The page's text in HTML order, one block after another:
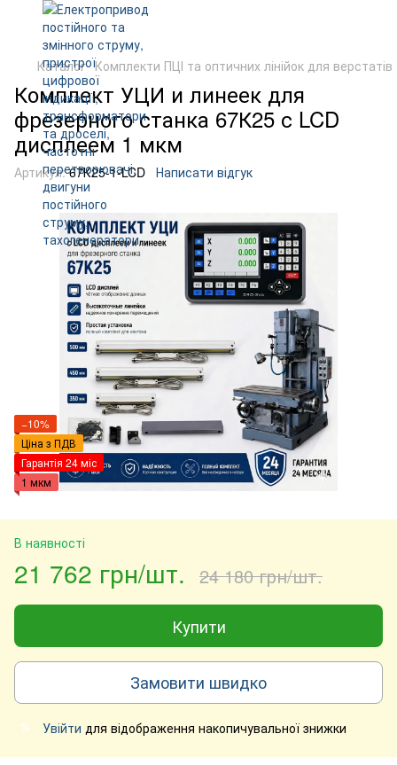
Каталог Комплекти ПЦІ та оптичних лінійок для верстатів
Комплект УЦИ и линеек для
фрезерного станка 67К25 с LCD
дисплеем 1 мкм
Артикул:67К25-1-LCD Написати відгук
−10%
Ціна з ПДВ
Гарантія 24 міс
1 мкм
В наявності
21 762 грн/шт. 24 180 грн/шт.
Купити
Замовити швидко
% Увійти для відображення накопичувальної знижки